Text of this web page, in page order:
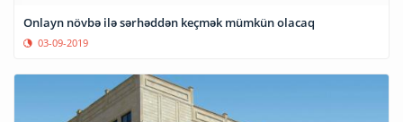
Onlayn növbə ilə sərhəddən keçmək mümkün olacaq
03-09-2019